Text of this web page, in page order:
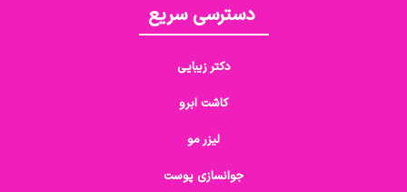
دسترسی سریع
دکتر زیبایی
کاشت ابرو
لیزر مو
جوانسازی پوست